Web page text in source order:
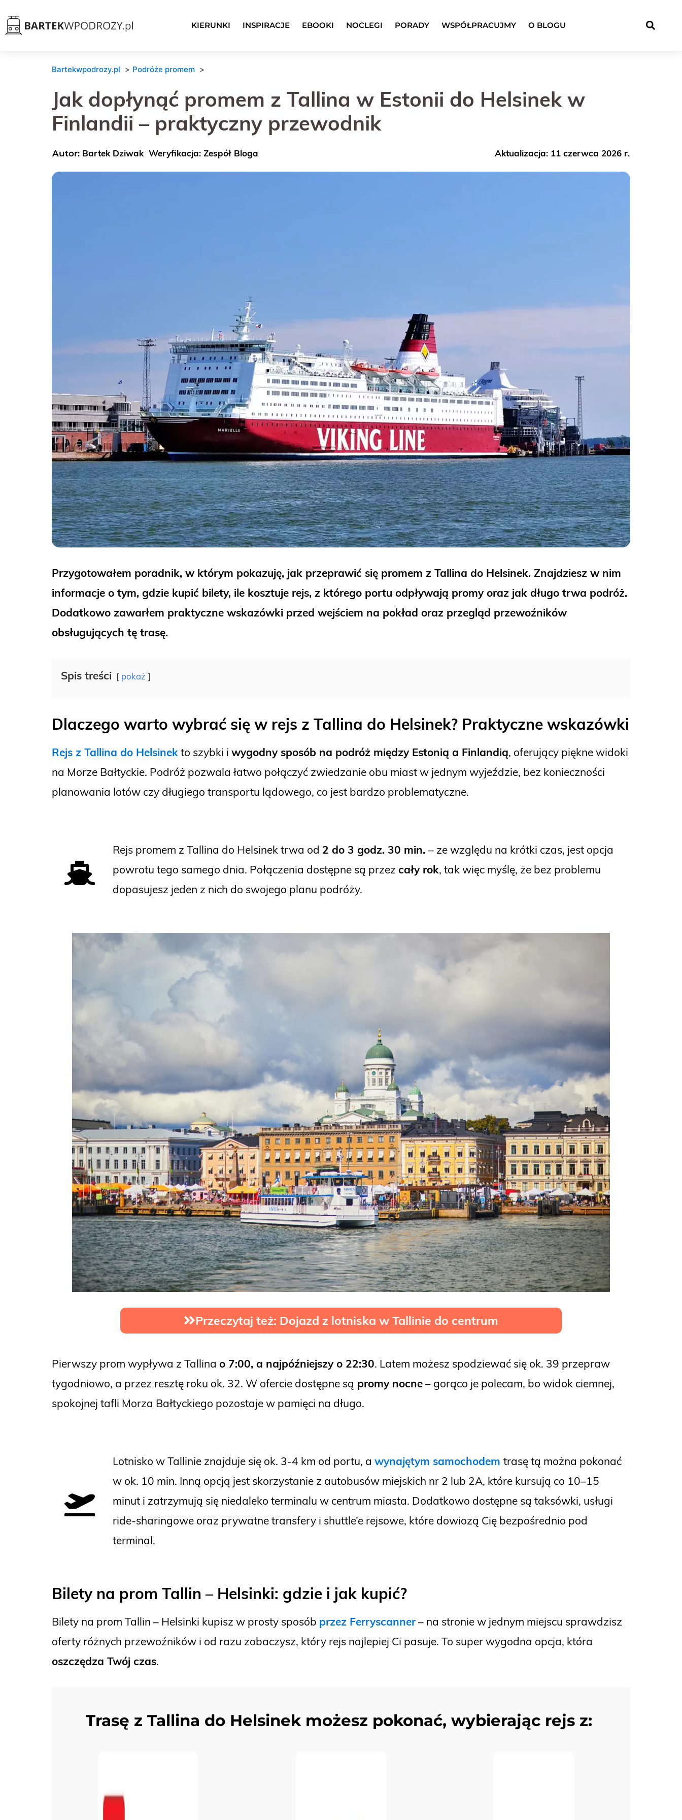
KIERUNKI INSPIRACJE EBOOKI NOCLEGI PORADY WSPÓŁPRACUJMY O BLOGU
Bartekwpodrozy.pl Podróże promem
Jak dopłynąć promem z Tallina w Estonii do Helsinek w
Finlandii – praktyczny przewodnik
Bartek Dziwak Weryfikacja: Zespół Bloga Aktualizacja: 11 czerwca 2026 r.
Przygotowałem poradnik, w którym pokazuję, jak przeprawić się promem z Tallina do Helsinek. Znajdziesz w nim
informacje o tym, gdzie kupić bilety, ile kosztuje rejs, z którego portu odpływają promy oraz jak długo trwa podróż.
Dodatkowo zawarłem praktyczne wskazówki przed wejściem na pokład oraz przegląd przewoźników
obsługujących tę trasę.
Spis treści pokaż
Dlaczego warto wybrać się w rejs z Tallina do Helsinek? Praktyczne wskazówki
Rejs z Tallina do Helsinekto szybki i wygodny sposób na podróż między Estonią a Finlandią, oferujący piękne widoki
na Morze Bałtyckie. Podróż pozwala łatwo połączyć zwiedzanie obu miast w jednym wyjeździe, bez konieczności
planowania lotów czy długiego transportu lądowego, co jest bardzo problematyczne.
Rejs promem z Tallina do Helsinek trwa od 2 do 3 godz. 30 min.– ze względu na krótki czas, jest opcja
powrotu tego samego dnia. Połączenia dostępne są przezcały rok, tak więc myślę, że bez problemu
dopasujesz jeden z nich do swojego planu podróży.
Przeczytaj też: Dojazd z lotniska w Tallinie do centrum
Pierwszy prom wypływa z Tallina o 7:00, a najpóźniejszy o 22:30. Latem możesz spodziewać się ok. 39 przepraw
tygodniowo, a przez resztę roku ok. 32. W ofercie dostępne są promy nocne– gorąco je polecam, bo widok ciemnej,
spokojnej tafli Morza Bałtyckiego pozostaje w pamięci na długo.
Lotnisko w Tallinie znajduje się ok. 3-4 km od portu, awynajętym samochodemtrasę tą można pokonać
w ok. 10 min. Inną opcją jest skorzystanie z autobusów miejskich nr 2 lub 2A, które kursują co 10–15
minut i zatrzymują się niedaleko terminalu w centrum miasta. Dodatkowo dostępne są taksówki, usługi
ride-sharingowe oraz prywatne transfery i shuttle’e rejsowe, które dowiozą Cię bezpośrednio pod
terminal.
Bilety na prom Tallin – Helsinki: gdzie i jak kupić?
Bilety na prom Tallin – Helsinki kupisz w prosty sposób przez Ferryscanner– na stronie w jednym miejscu sprawdzisz
oferty różnych przewoźników i od razu zobaczysz, który rejs najlepiej Ci pasuje. To super wygodna opcja, która
oszczędza Twój czas.
Trasę z Tallina do Helsinek możesz pokonać, wybierając rejs z: